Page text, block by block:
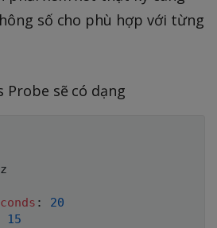
số cho phù hợp với từng
Probe sẽ có dạng
:
20
15